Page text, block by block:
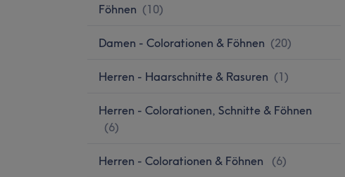
Föhnen (10)
Damen - Colorationen & Föhnen (20)
Herren - Haarschnitte & Rasuren (1)
Herren - Colorationen, Schnitte & Föhnen
(6)
Herren - Colorationen & Föhnen (6)